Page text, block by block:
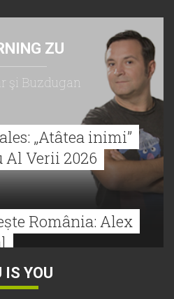
ZU
şi Buzdugan
„Atâtea inimi”
Verii 2026
România: Alex
IS YOU